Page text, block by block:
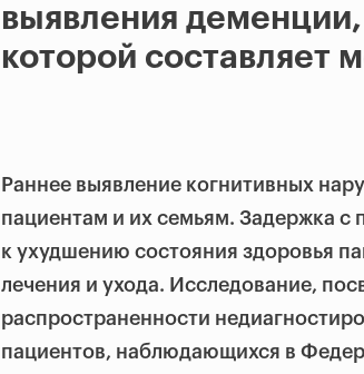
выявления
которой составляет
Раннее выявление когнитивных
пациентам и их семьям. Задержка с
к ухудшению состояния здоровья
лечения и ухода. Исследование,
распространенности
пациентов, наблюдающихся в